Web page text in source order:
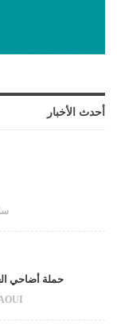
أحدث الأخبار
حملة أضاحي